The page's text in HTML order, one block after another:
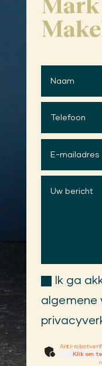
Mark
Ik ga
algemene
Anti-
Klik om